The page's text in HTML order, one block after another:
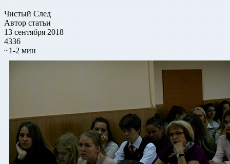
Чистый След
Автор статьи
13 сентября 2018
4336
~1-2 мин